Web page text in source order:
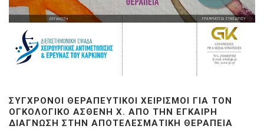
ΣΎΓΧΡΟΝΟΙ ΘΕΡΑΠΕΥΤΙΚΟΊ ΧΕΙΡΙΣΜΟΊ ΓΙΑ ΤΟΝ
ΟΓΚΟΛΟΓΙΚΌ ΑΣΘΕΝΉ X. ΑΠΌ ΤΗΝ ΈΓΚΑΙΡΗ
ΔΙΆΓΝΩΣΗ ΣΤΗΝ ΑΠΟΤΕΛΕΣΜΑΤΙΚΉ ΘΕΡΑΠΕΊΑ